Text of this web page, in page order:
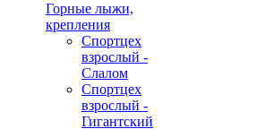
Горные лыжи,
крепления
Спортцех
взрослый -
Слалом
Спортцех
взрослый -
Гигантский